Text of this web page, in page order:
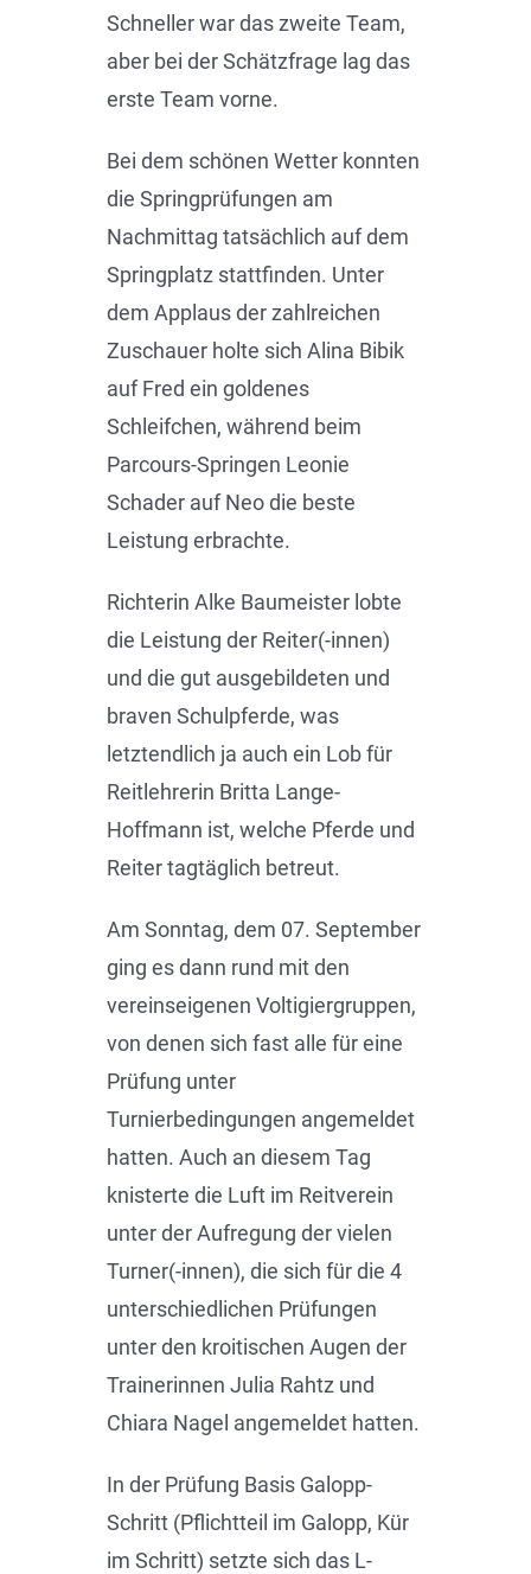
Schneller war das zweite Team,
aber bei der Schätzfrage lag das
erste Team vorne.
Bei dem schönen Wetter konnten
die Springprüfungen am
Nachmittag tatsächlich auf dem
Springplatz stattfinden. Unter
dem Applaus der zahlreichen
Zuschauer holte sich Alina Bibik
auf Fred ein goldenes
Schleifchen, während beim
Parcours-Springen Leonie
Schader auf Neo die beste
Leistung erbrachte.
Richterin Alke Baumeister lobte
die Leistung der Reiter(-innen)
und die gut ausgebildeten und
braven Schulpferde, was
letztendlich ja auch ein Lob für
Reitlehrerin Britta Lange-
Hoffmann ist, welche Pferde und
Reiter tagtäglich betreut.
Am Sonntag, dem 07. September
ging es dann rund mit den
vereinseigenen Voltigiergruppen,
von denen sich fast alle für eine
Prüfung unter
Turnierbedingungen angemeldet
hatten. Auch an diesem Tag
knisterte die Luft im Reitverein
unter der Aufregung der vielen
Turner(-innen), die sich für die 4
unterschiedlichen Prüfungen
unter den kroitischen Augen der
Trainerinnen Julia Rahtz und
Chiara Nagel angemeldet hatten.
In der Prüfung Basis Galopp-
Schritt (Pflichtteil im Galopp, Kür
im Schritt) setzte sich das L-